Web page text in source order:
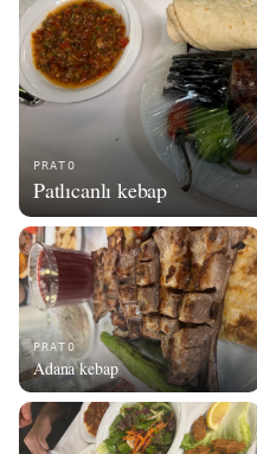
PRATO
Patlıcanlı kebap
PRATO
Adana kebap